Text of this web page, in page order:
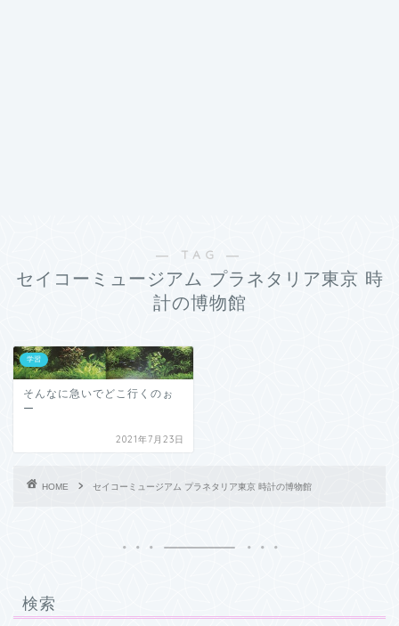
― TAG ―
セイコーミュージアム プラネタリア東京 時
計の博物館
学習
そんなに急いでどこ行くのぉ
ー
2021年7月23日
HOME セイコーミュージアム プラネタリア東京 時計の博物館
検索